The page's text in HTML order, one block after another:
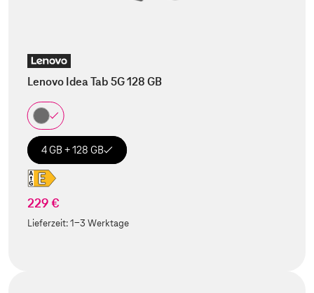
Lenovo Idea Tab 5G 128 GB
4 GB + 128 GB
229 €
Lieferzeit:1-3 Werktage